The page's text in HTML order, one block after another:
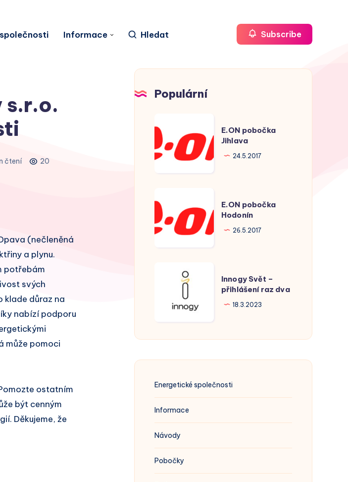
Informace Hledat Subscribe
čtení 20
(nečleněná
a plynu.
potřebám
svých
klade důraz na
nabízí podporu
může pomoci
ostatním
být cenným
Děkujeme, že
Populární
pobočka
Jihlava
E.ON pobočka
Jihlava
24.5.2017
pobočka
Hodonín
E.ON pobočka
Hodonín
26.5.2017
přihlášení
dva
Innogy Svět –
přihlášení raz dva
18.3.2023
Energetické společnosti
Informace
Návody
Pobočky